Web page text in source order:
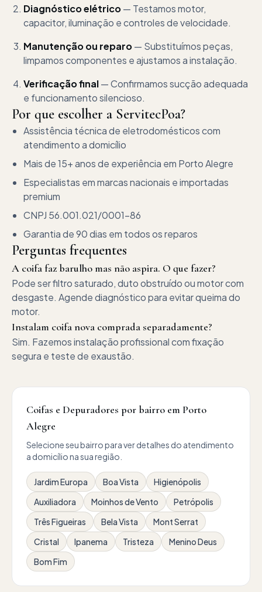
Diagnóstico elétrico— Testamos motor,
capacitor, iluminação e controles de velocidade.
Manutenção ou reparo— Substituímos peças,
limpamos componentes e ajustamos a instalação.
Verificação final—Confirmamos sucção adequada
e funcionamento silencioso.
Por que escolher a ServitecPoa?
Assistência técnica de eletrodomésticoscom
atendimento a domicílio
Mais de15+ anosde experiência em Porto Alegre
Especialistas em marcas nacionais e importadas
premium
CNPJ 56.001.021/0001-86
Garantia de90 dias em todos os reparos
Perguntas frequentes
A coifa faz barulho mas não aspira. O que fazer?
Pode ser filtro saturado, duto obstruído ou motor com
desgaste. Agende diagnóstico para evitar queima do
motor.
Instalam coifa nova comprada separadamente?
Sim. Fazemos instalação profissional com fixação
segura e teste de exaustão.
Coifas e Depuradores por bairro em Porto
Alegre
Selecione seu bairro para ver detalhes do atendimento
a domicílio na sua região.
Jardim Europa Boa Vista
Higienópolis
Auxiliadora
Moinhos de Vento
Petrópolis
Três Figueiras
Bela Vista
Mont Serrat
Cristal
Ipanema Tristeza
Menino Deus
Bom Fim